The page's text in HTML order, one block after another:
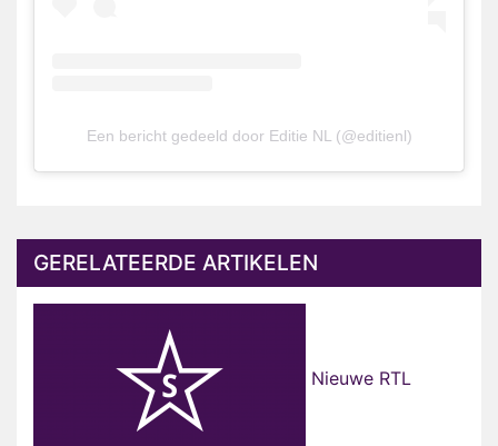
Een bericht gedeeld door Editie NL (@editienl)
GERELATEERDE ARTIKELEN
Nieuwe RTL